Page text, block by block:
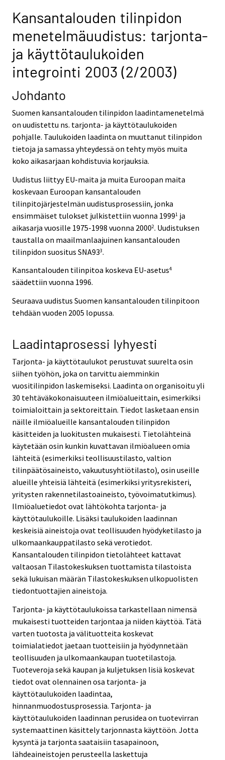
Kansantalouden tilinpidon
menetelmäuudistus: tarjonta-
ja käyttötaulukoiden
integrointi 2003 (2/2003)
Johdanto
Suomen kansantalouden tilinpidon laadintamenetelmä
on uudistettu ns. tarjonta- ja käyttötaulukoiden
pohjalle. Taulukoiden laadinta on muuttanut tilinpidon
tietoja ja samassa yhteydessä on tehty myös muita
koko aikasarjaan kohdistuvia korjauksia.
Uudistus liittyy EU-maita ja muita Euroopan maita
koskevaan Euroopan kansantalouden
tilinpitojärjestelmän uudistusprosessiin, jonka
ensimmäiset tulokset julkistettiin vuonna 19991 ja
aikasarja vuosille 1975-1998 vuonna 20002. Uudistuksen
taustalla on maailmanlaajuinen kansantalouden
tilinpidon suositus SNA933.
Kansantalouden tilinpitoa koskeva EU-asetus4
säädettiin vuonna 1996.
Seuraava uudistus Suomen kansantalouden tilinpitoon
tehdään vuoden 2005 lopussa.
Laadintaprosessi lyhyesti
Tarjonta- ja käyttötaulukot perustuvat suurelta osin
siihen työhön, joka on tarvittu aiemminkin
vuositilinpidon laskemiseksi. Laadinta on organisoitu yli
30 tehtäväkokonaisuuteen ilmiöalueittain, esimerkiksi
toimialoittain ja sektoreittain. Tiedot lasketaan ensin
näille ilmiöalueille kansantalouden tilinpidon
käsitteiden ja luokitusten mukaisesti. Tietolähteinä
käytetään osin kunkin kuvattavan ilmiöalueen omia
lähteitä (esimerkiksi teollisuustilasto, valtion
tilinpäätösaineisto, vakuutusyhtiötilasto), osin useille
alueille yhteisiä lähteitä (esimerkiksi yritysrekisteri,
yritysten rakennetilastoaineisto, työvoimatutkimus).
Ilmiöaluetiedot ovat lähtökohta tarjonta- ja
käyttötaulukoille. Lisäksi taulukoiden laadinnan
keskeisiä aineistoja ovat teollisuuden hyödyketilasto ja
ulkomaankauppatilasto sekä verotiedot.
Kansantalouden tilinpidon tietolähteet kattavat
valtaosan Tilastokeskuksen tuottamista tilastoista
sekä lukuisan määrän Tilastokeskuksen ulkopuolisten
tiedontuottajien aineistoja.
Tarjonta- ja käyttötaulukoissa tarkastellaan nimensä
mukaisesti tuotteiden tarjontaa ja niiden käyttöä. Tätä
varten tuotosta ja välituotteita koskevat
toimialatiedot jaetaan tuotteisiin ja hyödynnetään
teollisuuden ja ulkomaankaupan tuotetilastoja.
Tuoteveroja sekä kaupan ja kuljetuksen lisiä koskevat
tiedot ovat olennainen osa tarjonta- ja
käyttötaulukoiden laadintaa,
hinnanmuodostusprosessia. Tarjonta- ja
käyttötaulukoiden laadinnan perusidea on tuotevirran
systemaattinen käsittely tarjonnasta käyttöön. Jotta
kysyntä ja tarjonta saataisiin tasapainoon,
lähdeaineistojen perusteella laskettuja